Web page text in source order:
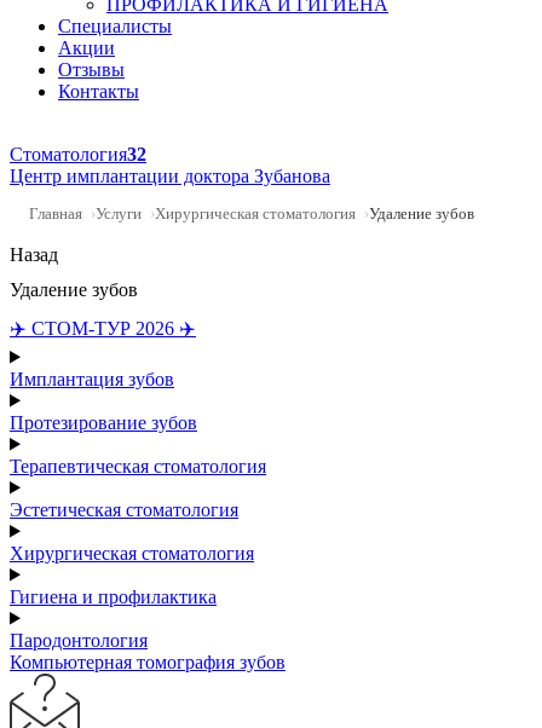
ПРОФИЛАКТИКА И ГИГИЕНА
Специалисты
Акции
Отзывы
Контакты
Стоматология32
Центр имплантации доктора Зубанова
Главная Услуги Хирургическая стоматология Удаление зубов
Назад
Удаление зубов
✈️ СТОМ-ТУР 2026 ✈️
Имплантация зубов
Протезирование зубов
Терапевтическая стоматология
Эстетическая стоматология
Хирургическая стоматология
Гигиена и профилактика
Пародонтология
Компьютерная томография зубов